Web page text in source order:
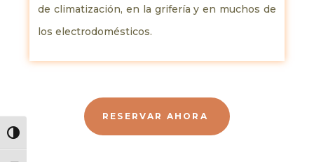
Alternar alto contraste
de climatización, en la grifería y en muchos de
los electrodomésticos.
RESERVAR AHORA